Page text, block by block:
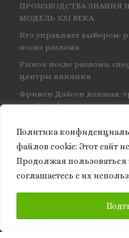
Политика
файлов сookie: Этот сайт
Продолжая пользоваться
соглашаетесь с их
ПРОИЗВОДСТВА ЗНАНИЯ
МОДЕЛЬ XXI ВЕКА
Кто управляет выбором:
после разлома
Рынок после разлома:
центры влияния
Фримен Дайсон доказал:
и той же физике — и
© 2026Granite of